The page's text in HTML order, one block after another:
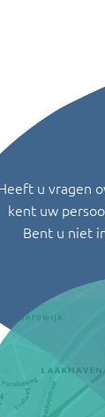
u vragen
kent uw
Bent u niet